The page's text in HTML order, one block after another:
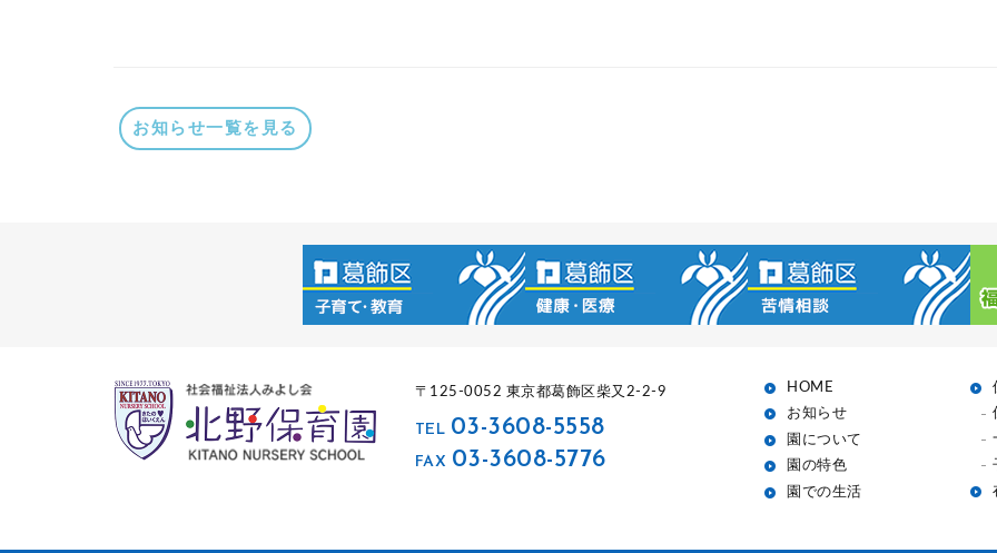
お知らせ一覧を見る
〒125-0052 東京都葛飾区柴又2-2-9
TEL 03-3608-5558
FAX 03-3608-5776
HOME
お知らせ
園について
園の特色
園での生活